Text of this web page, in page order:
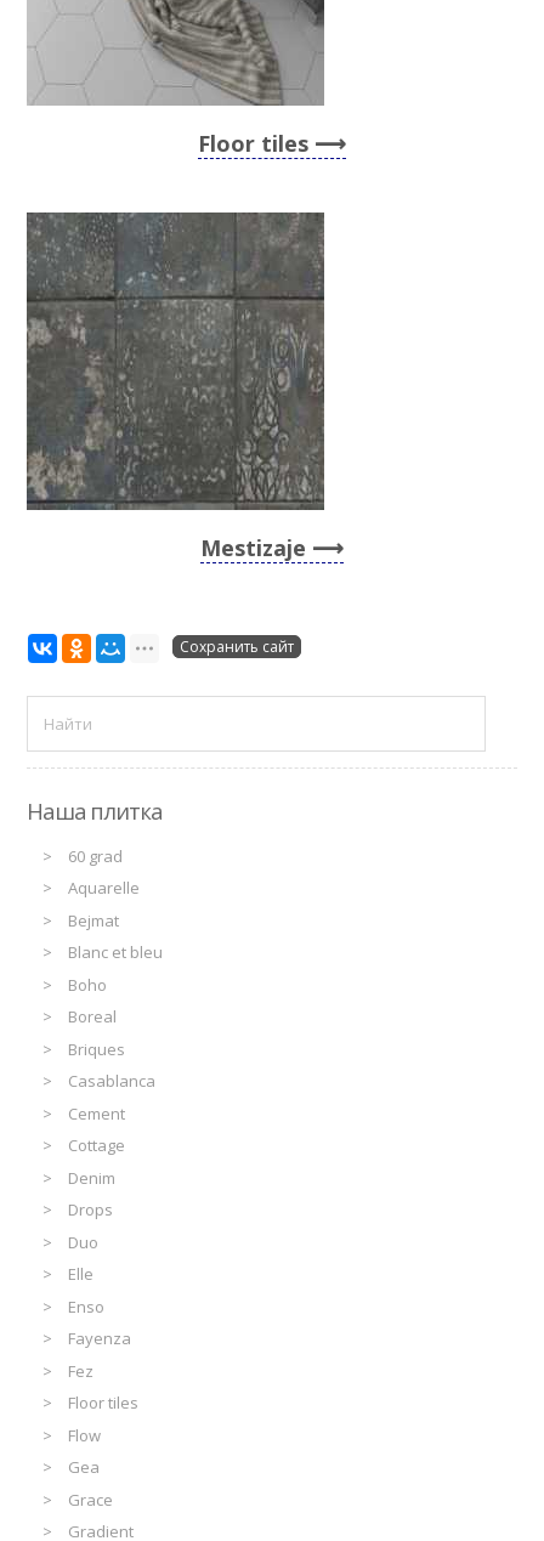
Floor tiles
Mestizaje
Сохранить сайт
Наша плитка
60 grad
Aquarelle
Bejmat
Blanc et bleu
Boho
Boreal
Briques
Casablanca
Cement
Cottage
Denim
Drops
Duo
Elle
Enso
Fayenza
Fez
Floor tiles
Flow
Gea
Grace
Gradient